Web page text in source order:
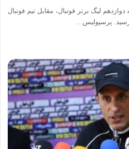
لیگ برتر فوتبال، مقابل تیم فوتبال
رسید. پرسپولیس…